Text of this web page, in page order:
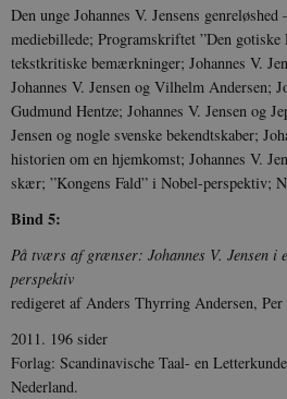
Den unge Johannes V. Jensens
mediebillede; Program­skriftet ”Den gotiske
tekstkritiske bemærkninger; Johannes V.
Johannes V. Jensen og Vilhelm Andersen;
Gudmund Hentze; Johannes V. Jensen og
Jensen og nogle svenske bekendtskaber;
historien om en hjemkomst; Johannes V.
skær; ”Kongens Fald” i Nobel-perspektiv;
Bind 5:
På tværs af grænser: Johannes V. Jensen i
perspektiv
redigeret af Anders Thyrring Andersen, Per
2011. 196 sider
Forlag: Scandinavische Taal- en
Nederland.